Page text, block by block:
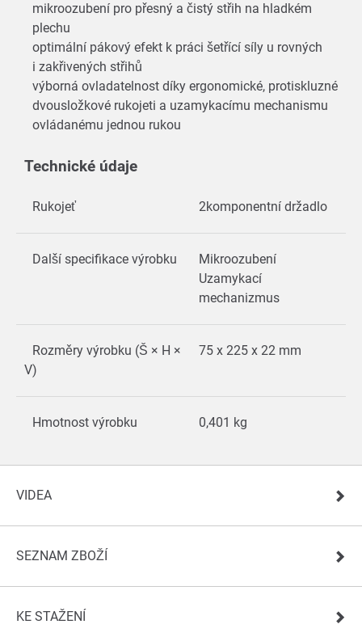
mikroozubení pro přesný a čistý střih na hladkém
plechu
optimální pákový efekt k práci šetřící síly u rovných
i zakřivených střihů
výborná ovladatelnost díky ergonomické, protiskluzné
dvousložkové rukojeti a uzamykacímu mechanismu
ovládanému jednou rukou
Technické údaje
Rukojeť 2komponentní držadlo
Další specifikace výrobku
Mikroozubení
Uzamykací
mechanizmus
Rozměry výrobku (Š × H ×
V)
75 x 225 x 22 mm
Hmotnost výrobku 0,401 kg
VIDEA
SEZNAM ZBOŽÍ
KE STAŽENÍ